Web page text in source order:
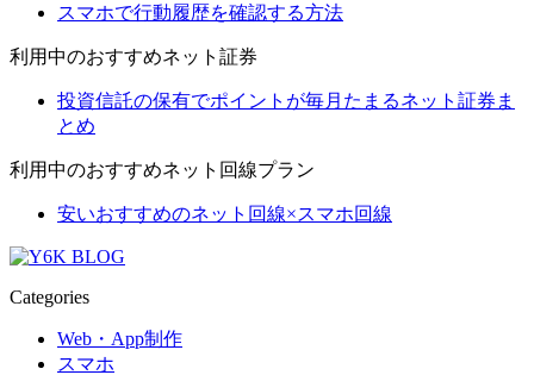
スマホで行動履歴を確認する方法
利用中のおすすめネット証券
投資信託の保有でポイントが毎月たまるネット証券ま
とめ
利用中のおすすめネット回線プラン
安いおすすめのネット回線×スマホ回線
Categories
Web・App制作
スマホ